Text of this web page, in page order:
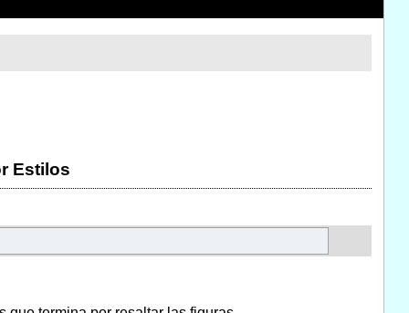
Estilos